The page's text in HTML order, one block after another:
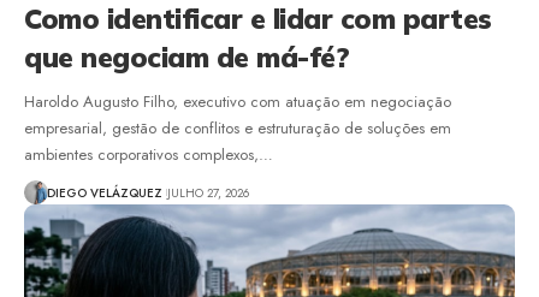
Como identificar e lidar com partes
que negociam de má-fé?
Haroldo Augusto Filho, executivo com atuação em negociação
empresarial, gestão de conflitos e estruturação de soluções em
ambientes corporativos complexos,…
DIEGO VELÁZQUEZ JULHO 27, 2026